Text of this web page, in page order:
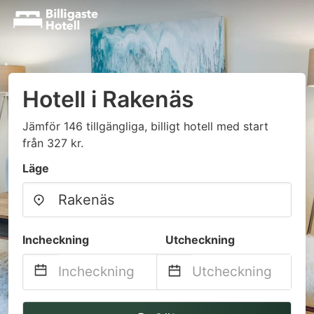
Hotell i Rakenäs
Jämför 146 tillgängliga, billigt hotell med start
från 327 kr.
Läge
Incheckning Utcheckning
Navigate
Navigate